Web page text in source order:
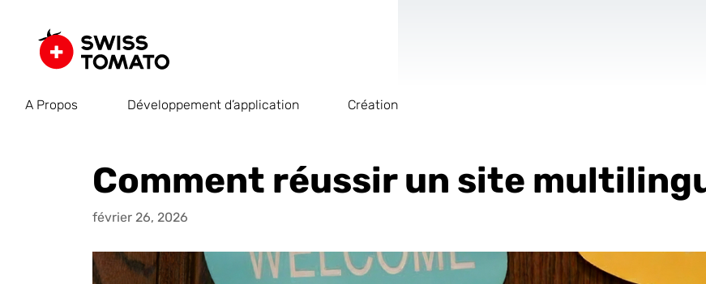
A Propos Développement d’application Création
Comment réussir un site
février 26, 2026